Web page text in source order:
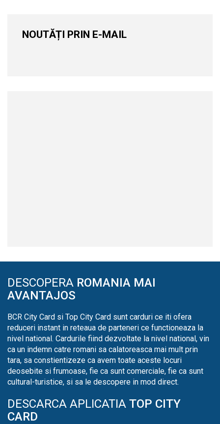
NOUTĂȚI PRIN E-MAIL
DESCOPERA ROMANIA MAI
AVANTAJOS
BCR City Card si Top City Card sunt carduri ce iti ofera
reduceri instant in reteaua de parteneri ce functioneaza la
nivel national. Cardurile fiind dezvoltate la nivel national, vin
ca un indemn catre romani sa calatoreasca mai mult prin
tara, sa constientizeze ca avem toate aceste locuri
deosebite si frumoase, fie ca sunt comerciale, fie ca sunt
cultural-turistice, si sa le descopere in mod direct.
DESCARCA APLICATIA TOP CITY
CARD